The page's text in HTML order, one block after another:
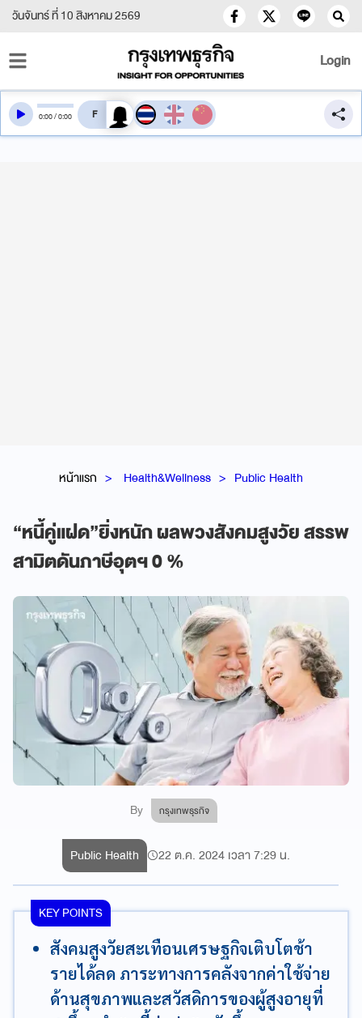
วันจันทร์ ที่ 10 สิงหาคม 2569
Login
หน้าแรก Health&Wellness Public Health
“หนี้คู่แฝด”ยิ่งหนัก ผลพวงสังคมสูงวัย สรรพ
สามิตดันภาษีอุตฯ 0 %
By กรุงเทพธุรกิจ
0:00/0:00 สลับเสียงอ่าน
Public Health 22 ต.ค. 2024 เวลา 7:29 น.
KEY POINTS
สังคมสูงวัยสะเทือนเศรษฐกิจเติบโตช้า
รายได้ลด ภาระทางการคลังจากค่าใช้จ่าย
ด้านสุขภาพและสวัสดิการของผู้สูงอายุที่